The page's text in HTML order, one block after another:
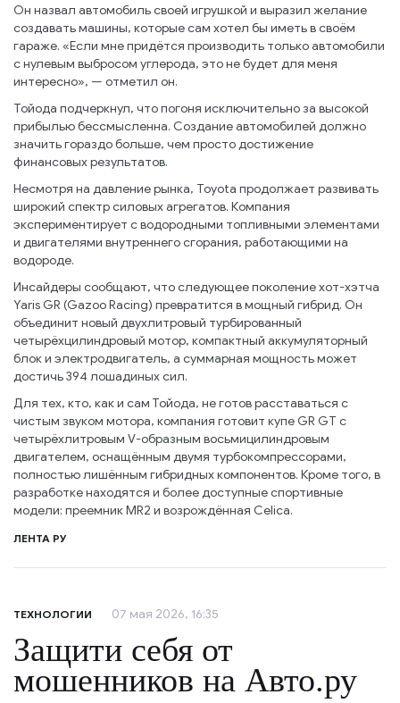
Он назвал автомобиль своей игрушкой и выразил желание
создавать машины, которые сам хотел бы иметь в своём
гараже. «Если мне придётся производить только автомобили
с нулевым выбросом углерода, это не будет для меня
интересно», — отметил он.
Тойода подчеркнул, что погоня исключительно за высокой
прибылью бессмысленна. Создание автомобилей должно
значить гораздо больше, чем просто достижение
финансовых результатов.
Несмотря на давление рынка, Toyota продолжает развивать
широкий спектр силовых агрегатов. Компания
экспериментирует с водородными топливными элементами
и двигателями внутреннего сгорания, работающими на
водороде.
Инсайдеры сообщают, что следующее поколение хот-хэтча
Yaris GR (Gazoo Racing) превратится в мощный гибрид. Он
объединит новый двухлитровый турбированный
четырёхцилиндровый мотор, компактный аккумуляторный
блок и электродвигатель, а суммарная мощность может
достичь 394 лошадиных сил.
Для тех, кто, как и сам Тойода, не готов расставаться с
чистым звуком мотора, компания готовит купе GR GT с
четырёхлитровым V-образным восьмицилиндровым
двигателем, оснащённым двумя турбокомпрессорами,
полностью лишённым гибридных компонентов. Кроме того, в
разработке находятся и более доступные спортивные
модели: преемник MR2 и возрождённая Celica.
ЛЕНТА РУ
ТЕХНОЛОГИИ 07 мая 2026, 16:35
Защити себя от
мошенников на Авто.ру